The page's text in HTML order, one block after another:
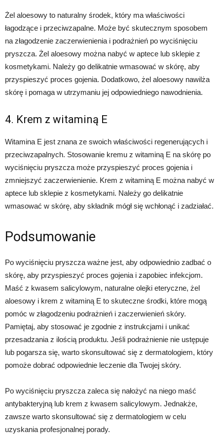
Żel aloesowy to naturalny środek, który ma właściwości
łagodzące i przeciwzapalne. Może być skutecznym sposobem
na złagodzenie zaczerwienienia i podrażnień po wyciśnięciu
pryszcza. Żel aloesowy można nabyć w aptece lub sklepie z
kosmetykami. Należy go delikatnie wmasować w skórę, aby
przyspieszyć proces gojenia. Dodatkowo, żel aloesowy nawilża
skórę i pomaga w utrzymaniu jej odpowiedniego nawodnienia.
4. Krem z witaminą E
Witamina E jest znana ze swoich właściwości regenerujących i
przeciwzapalnych. Stosowanie kremu z witaminą E na skórę po
wyciśnięciu pryszcza może przyspieszyć proces gojenia i
zmniejszyć zaczerwienienie. Krem z witaminą E można nabyć w
aptece lub sklepie z kosmetykami. Należy go delikatnie
wmasować w skórę, aby składnik mógł się wchłonąć i zadziałać.
Podsumowanie
Po wyciśnięciu pryszcza ważne jest, aby odpowiednio zadbać o
skórę, aby przyspieszyć proces gojenia i zapobiec infekcjom.
Maść z kwasem salicylowym, naturalne olejki eteryczne, żel
aloesowy i krem z witaminą E to skuteczne środki, które mogą
pomóc w złagodzeniu podrażnień i zaczerwienień skóry.
Pamiętaj, aby stosować je zgodnie z instrukcjami i unikać
przesadzania z ilością produktu. Jeśli podrażnienie nie ustępuje
lub pogarsza się, warto skonsultować się z dermatologiem, który
pomoże dobrać odpowiednie leczenie dla Twojej skóry.
Po wyciśnięciu pryszcza zaleca się nałożyć na niego maść
antybakteryjną lub krem z kwasem salicylowym. Jednakże,
zawsze warto skonsultować się z dermatologiem w celu
uzyskania profesjonalnej porady.